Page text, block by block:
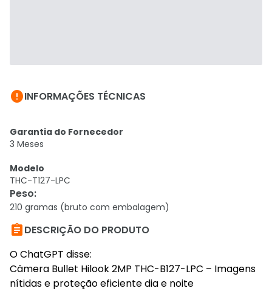
INFORMAÇÕES TÉCNICAS
Garantia do Fornecedor
3 Meses
Modelo
THC-T127-LPC
Peso:
210 gramas (bruto com embalagem)
DESCRIÇÃO DO PRODUTO
O ChatGPT disse:
Câmera Bullet Hilook 2MP THC-B127-LPC – Imagens
nítidas e proteção eficiente dia e noite